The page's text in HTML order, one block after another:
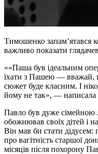
Тимошенко запам’ятався
важливо показати
«Паша був ідеальним
їхати з Пашею — вважай,
сюжет буде класним. І
йому не так», — написала
Павло був дуже сімейною
обожнював своїх дітей і
Він мав би стати дідусем:
про вагітність старшої
місяців після похорону